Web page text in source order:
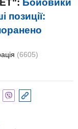
Бойовики
позиції:
(6605)